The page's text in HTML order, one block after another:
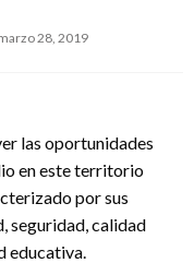
28, 2019
las oportunidades
en este territorio
por sus
seguridad, calidad
educativa.